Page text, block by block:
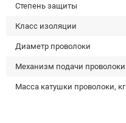
Степень защиты
Класс изоляции
Диаметр проволоки
Механизм подачи проволоки
Масса катушки проволоки, кг